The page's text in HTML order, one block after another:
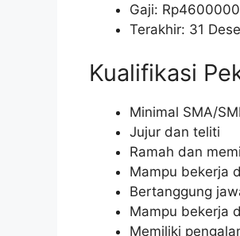
Gaji: Rp4600000
Terakhir: 31
Kualifikasi
Minimal SMA/
Jujur dan teliti
Ramah dan
Mampu bekerja
Bertanggung
Mampu bekerja
Memiliki